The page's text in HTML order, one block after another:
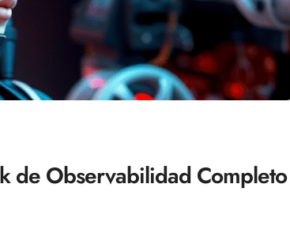
de Observabilidad Completo